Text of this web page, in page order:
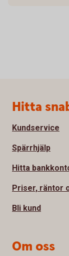
Sidfot
Hitta
Kundservice
Spärrhjälp
Hitta
Priser, räntor
Bli kund
Om oss